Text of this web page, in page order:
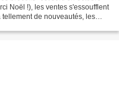
Noël !), les ventes s'essoufflent
de nouveautés, les